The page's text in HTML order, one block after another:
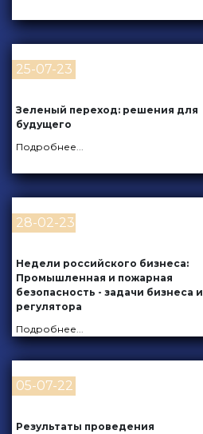
25-07-23
Зеленый переход: решения для
будущего
Подробнее...
28-02-23
Недели российского бизнеса:
Промышленная и пожарная
безопасность - задачи бизнеса и
регулятора
Подробнее...
05-07-22
Результаты проведения